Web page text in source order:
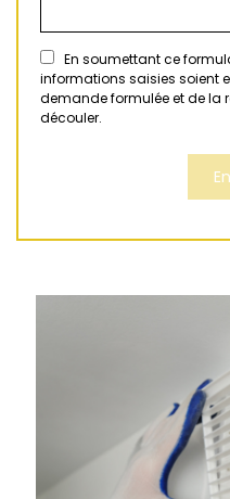
En soumettant ce
informations saisies soient
demande formulée et de la
découler.